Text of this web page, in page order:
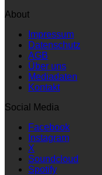
About
Impressum
Datenschutz
AGB
Über uns
Mediadaten
Kontakt
Social Media
Facebook
Instagram
X
Soundcloud
Spotify